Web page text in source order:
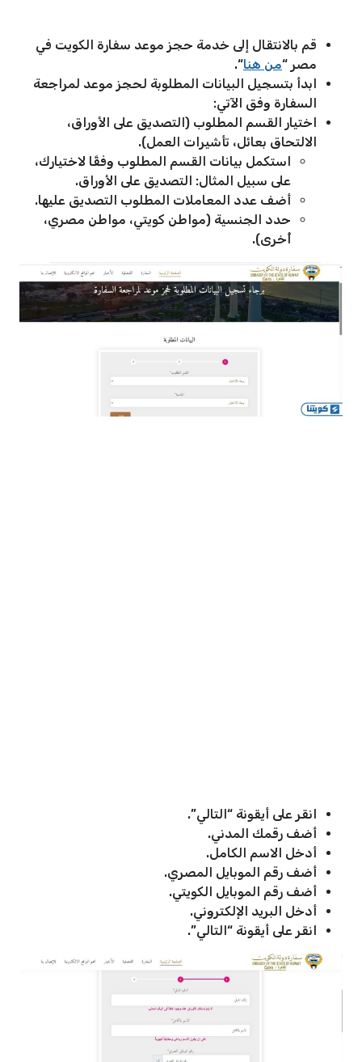
قم بالانتقال إلى خدمة حجز موعد سفارة الكويت في
مصر “من هنا“.
ابدأ بتسجيل البيانات المطلوبة لحجز موعد لمراجعة
السفارة وفق الآتي:
اختيار القسم المطلوب (التصديق على الأوراق،
الالتحاق بعائل، تأشيرات العمل).
استكمل بيانات القسم المطلوب وفقًا لاختيارك،
على سبيل المثال: التصديق على الأوراق.
أضف عدد المعاملات المطلوب التصديق عليها.
حدد الجنسية (مواطن كويتي، مواطن مصري،
أُخرى).
انقر على أيقونة “التالي”.
أضف رقمك المدني.
أدخل الاسم الكامل.
أضف رقم الموبايل المصري.
أضف رقم الموبايل الكويتي.
أدخل البريد الإلكتروني.
انقر على أيقونة “التالي”.